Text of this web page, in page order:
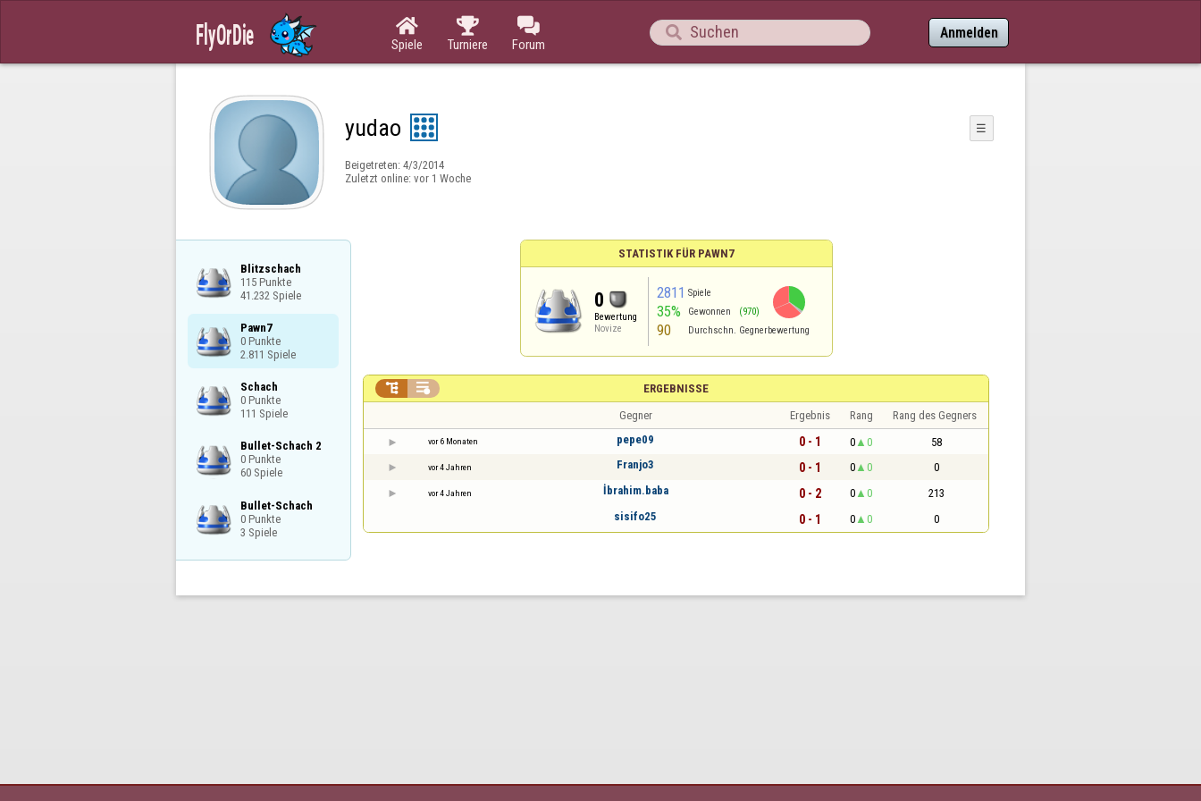

Spiele

Turniere

Forum
 Anmelden
yudao ☰
Beigetreten: 4/3/2014
Zuletzt online: vor 1 Woche
Blitzschach
115 Punkte
41.232 Spiele
Pawn7
0 Punkte
2.811 Spiele
Schach
0 Punkte
111 Spiele
Bullet-Schach 2
0 Punkte
60 Spiele
Bullet-Schach
0 Punkte
3 Spiele
STATISTIK FÜR PAWN7
0
Bewertung
Novize
2811 Spiele
35% Gewonnen (970)
90 Durchschn. Gegnerbewertung
ERGEBNISSE
 
Gegner Ergebnis Rang Rang des Gegners
vor 6 Monaten pepe09 0 - 1 0 0 58
vor 4 Jahren Franjo3 0 - 1 0 0 0
vor 4 Jahren İbrahim.baba 0 - 2 0 0
213
sisifo25
0 - 1 0 0 0